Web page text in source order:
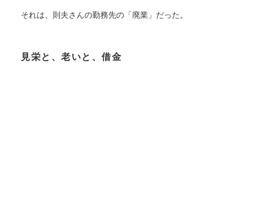
それは、則夫さんの勤務先の「廃業」だった。
見栄と、老いと、借金